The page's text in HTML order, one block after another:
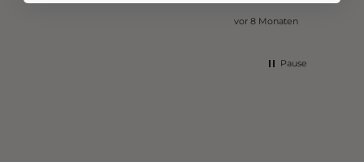
vor 8 Monaten
Pause